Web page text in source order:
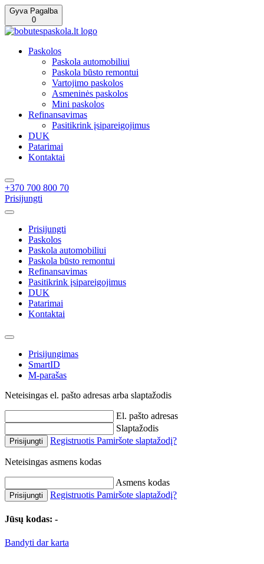
Gyva Pagalba
0
Paskolos
Paskola automobiliui
Paskola būsto remontui
Vartojimo paskolos
Asmeninės paskolos
Mini paskolos
Refinansavimas
Pasitikrink įsipareigojimus
DUK
Patarimai
Kontaktai
+370 700 800 70
Prisijungti
Prisijungti
Paskolos
Paskola automobiliui
Paskola būsto remontui
Refinansavimas
Pasitikrink įsipareigojimus
DUK
Patarimai
Kontaktai
Prisijungimas
SmartID
M-parašas
Neteisingas el. pašto adresas arba slaptažodis
El. pašto adresas
Slaptažodis
Prisijungti Registruotis Pamiršote slaptažodį?
Neteisingas asmens kodas
Asmens kodas
Prisijungti Registruotis Pamiršote slaptažodį?
Jūsų kodas: -
Bandyti dar karta